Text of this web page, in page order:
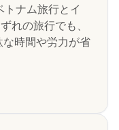
トナム旅行とイ
れの旅行でも、
時間や労力が省